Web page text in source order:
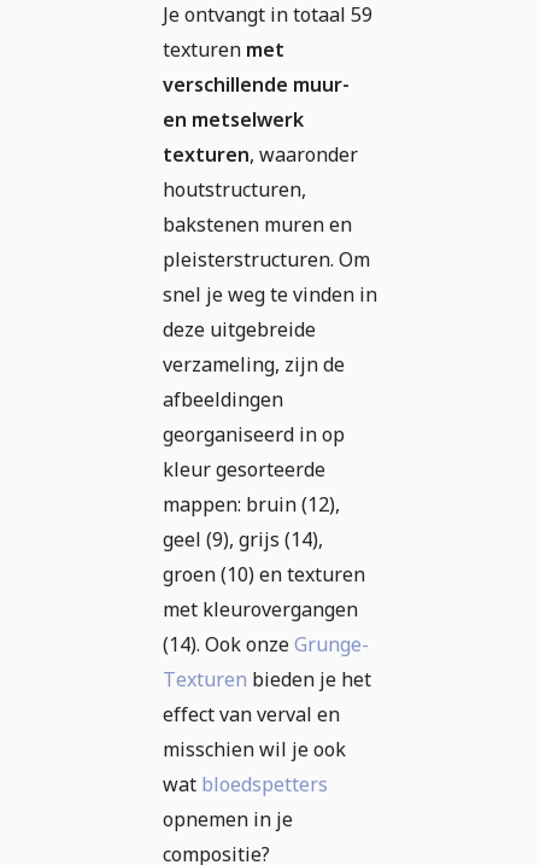
Je ontvangt in totaal 59
texturen met
verschillende muur-
en metselwerk
texturen, waaronder
houtstructuren,
bakstenen muren en
pleisterstructuren. Om
snel je weg te vinden in
deze uitgebreide
verzameling, zijn de
afbeeldingen
georganiseerd in op
kleur gesorteerde
mappen: bruin (12),
geel (9), grijs (14),
groen (10) en texturen
met kleurovergangen
(14). Ook onzeGrunge-
Texturen bieden je het
effect van verval en
misschien wil je ook
wat bloedspetters
opnemen in je
compositie?